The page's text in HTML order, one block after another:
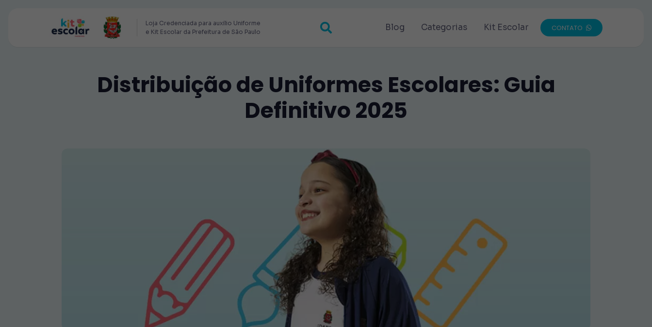
Loja Credenciada para auxilio Uniforme
e Kit Escolar da Prefeitura de São Paulo
Blog Categorias Kit Escolar CONTATO
Distribuição de Uniformes Escolares: Guia
Definitivo 2025